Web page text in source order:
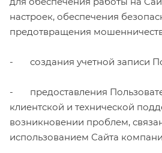
настроек, обеспечения
предотвращения
- создания учетной записи
- предоставления
клиентской и технической
возникновении проблем,
использованием Сайта